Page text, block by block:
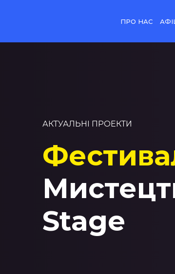
ПРО НАС
АКТУАЛЬНІ ПРОЕКТИ
Stage